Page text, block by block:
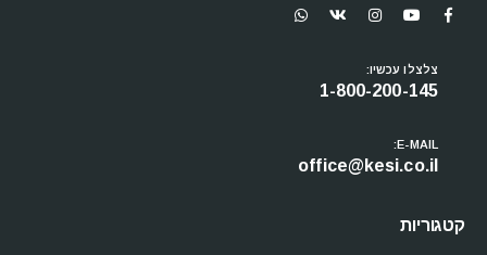
צלצלו עכשיו:
1-800-200-145
E-MAIL:
office@kesi.co.il
קטגוריות